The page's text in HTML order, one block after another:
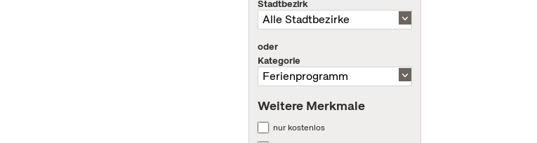
Stadtbezirk
oder
Kategorie
Weitere Merkmale
nur kostenlos